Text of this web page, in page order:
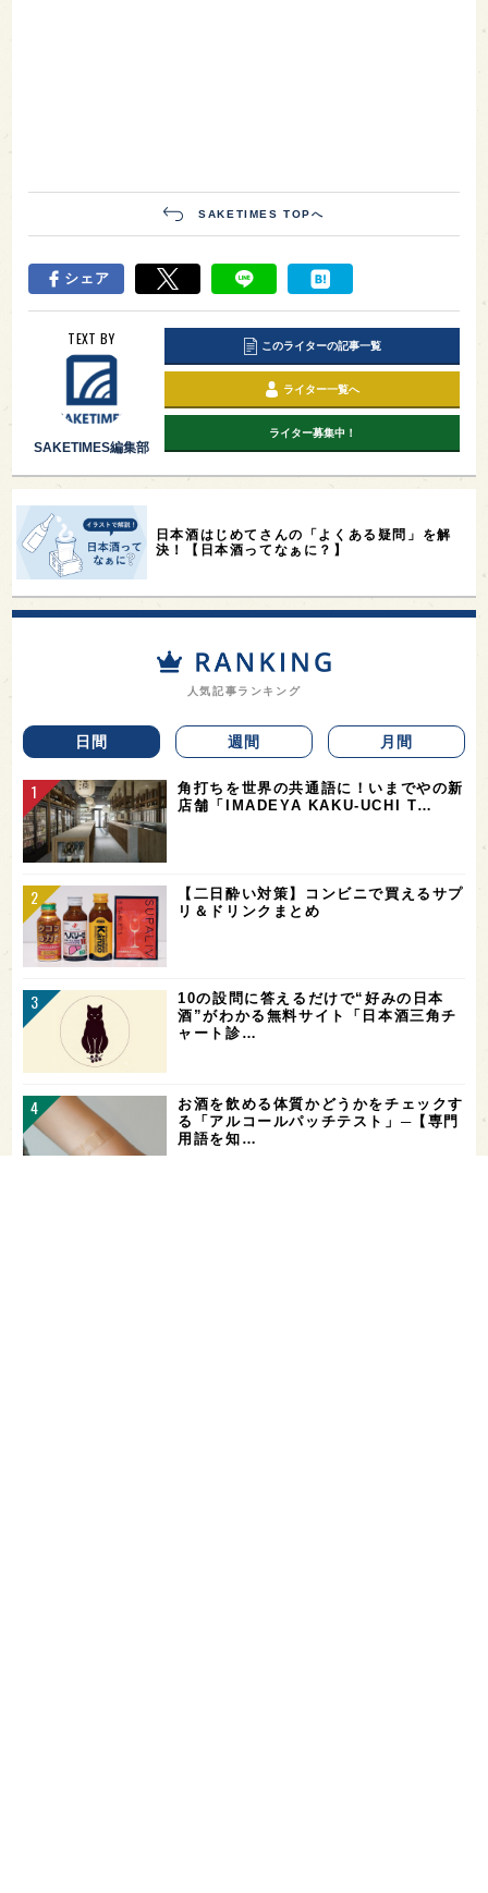
SAKETIMES TOPへ
シェア
TEXT BY
SAKETIMES編集部
このライターの記事一覧
ライター一覧へ
ライター募集中！
日本酒はじめてさんの「よくある疑問」を解
決！【日本酒ってなぁに？】
人気記事ランキング
日間 週間 月間
角打ちを世界の共通語に！いまでやの新
店舗「IMADEYA KAKU-UCHI T…
【二日酔い対策】コンビニで買えるサプ
リ＆ドリンクまとめ
10の設問に答えるだけで“好みの日本
酒”がわかる無料サイト「日本酒三角チ
ャート診…
お酒を飲める体質かどうかをチェックす
る「アルコールパッチテスト」─【専門
用語を知…